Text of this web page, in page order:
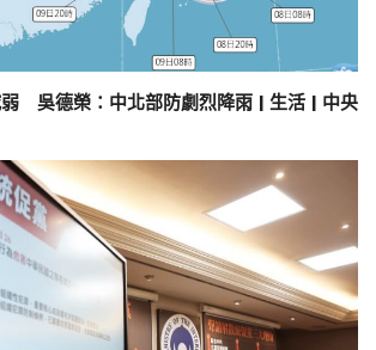
吳德榮：中北部防劇烈降雨 | 生活 | 中央